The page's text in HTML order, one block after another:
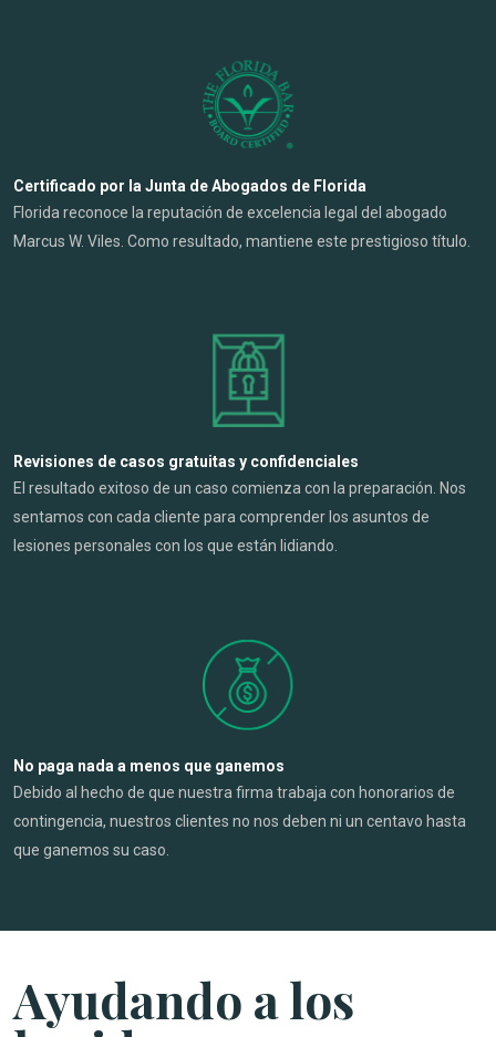
Certificado por la Junta de Abogados de Florida
Florida reconoce la reputación de excelencia legal del abogado
Marcus W. Viles. Como resultado, mantiene este prestigioso título.
Revisiones de casos gratuitas y confidenciales
El resultado exitoso de un caso comienza con la preparación. Nos
sentamos con cada cliente para comprender los asuntos de
lesiones personales con los que están lidiando.
No paga nada a menos que ganemos
Debido al hecho de que nuestra firma trabaja con honorarios de
contingencia, nuestros clientes no nos deben ni un centavo hasta
que ganemos su caso.
Ayudando a los